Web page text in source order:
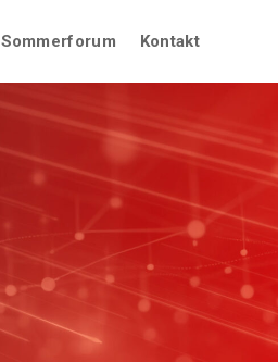
Sommerforum Kontakt